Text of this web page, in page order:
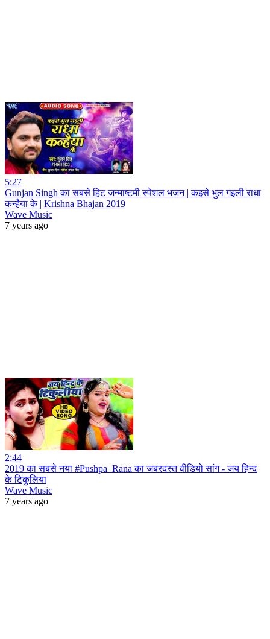
5:27
Gunjan Singh का सबसे हिट जन्माष्टमी स्पेशल भजन | कइसे भुल गइली राधा
कन्हैया के | Krishna Bhajan 2019
Wave Music
7 years ago
2:44
2019 का सबसे नया #Pushpa_Rana का जबरदस्त वीडियो सांग - जय हिन्द
के टिकुलिया
Wave Music
7 years ago